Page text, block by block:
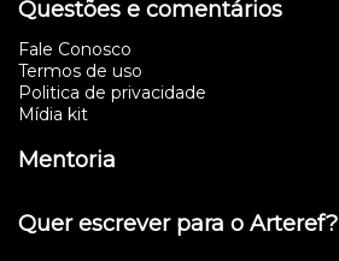
Questões e comentários
Fale Conosco
Termos de uso
Politica de privacidade
Mídia kit
Mentoria
Quer escrever para o Arteref?